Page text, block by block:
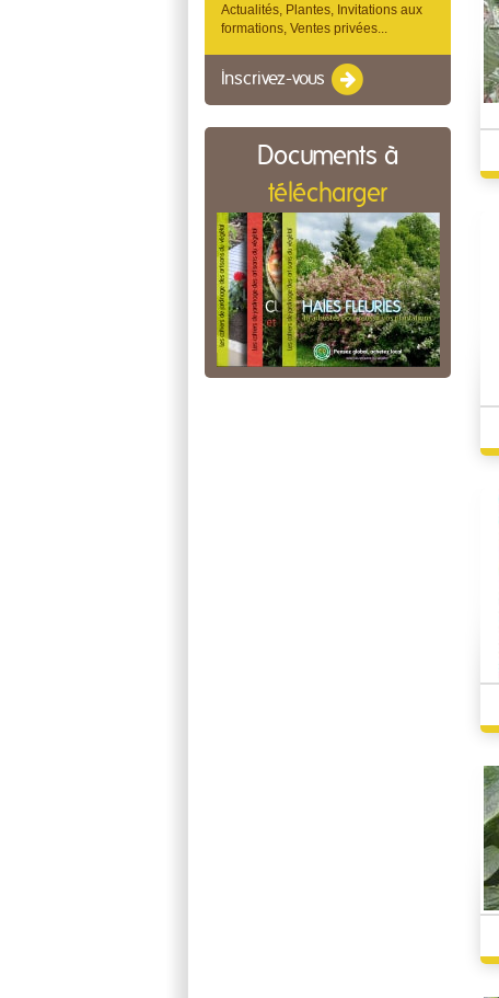
Actualités, Plantes, Invitations aux
formations, Ventes privées...
Inscrivez-vous
Documents à
télécharger